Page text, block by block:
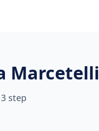
Marcetelli
step